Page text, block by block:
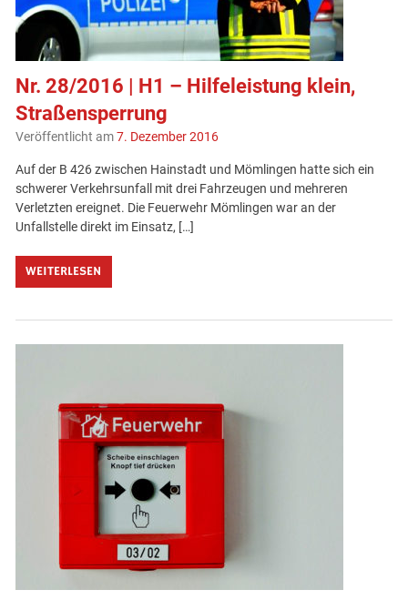
Nr. 28/2016 | H1 – Hilfeleistung klein,
Straßensperrung
Veröffentlicht am7. Dezember 2016
Auf der B 426 zwischen Hainstadt und Mömlingen hatte sich ein
schwerer Verkehrsunfall mit drei Fahrzeugen und mehreren
Verletzten ereignet. Die Feuerwehr Mömlingen war an der
Unfallstelle direkt im Einsatz, […]
WEITERLESEN